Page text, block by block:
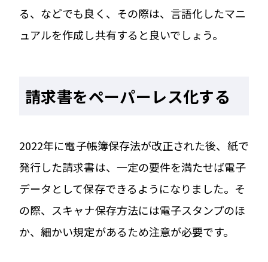
る、などでも良く、その際は、言語化したマニ
ュアルを作成し共有すると良いでしょう。
請求書をペーパーレス化する
2022年に電子帳簿保存法が改正された後、紙で
発行した請求書は、一定の要件を満たせば電子
データとして保存できるようになりました。そ
の際、スキャナ保存方法には電子スタンプのほ
か、細かい規定があるため注意が必要です。